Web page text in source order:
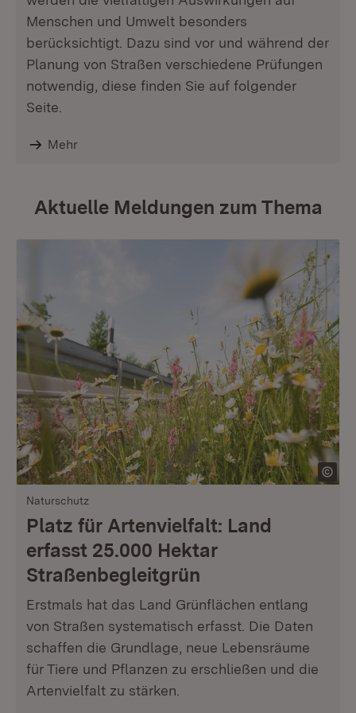
Menschen und Umwelt besonders
berücksichtigt. Dazu sind vor und während der
Planung von Straßen verschiedene Prüfungen
notwendig, diese finden Sie auf folgender
Seite.
Mehr
Aktuelle Meldungen zum Thema
Naturschutz
Platz für Artenvielfalt: Land
erfasst 25.000 Hektar
Straßenbegleitgrün
Erstmals hat das Land Grünflächen entlang
von Straßen systematisch erfasst. Die Daten
schaffen die Grundlage, neue Lebensräume
für Tiere und Pflanzen zu erschließen und die
Artenvielfalt zu stärken.